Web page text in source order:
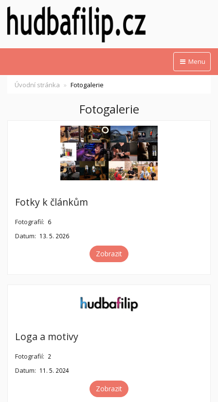
Menu
Úvodní stránka Fotogalerie
Fotogalerie
Fotky k článkům
Fotografií: 6
Datum: 13. 5. 2026
Zobrazit
Loga a motivy
Fotografií: 2
Datum: 11. 5. 2024
Zobrazit